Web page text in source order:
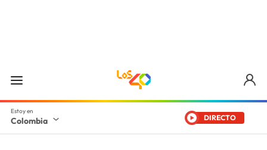
Colombia DIRECTO